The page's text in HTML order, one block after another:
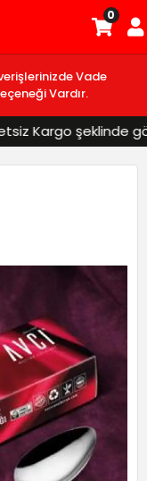
Vade
Vardır.
Kargo şeklinde
0